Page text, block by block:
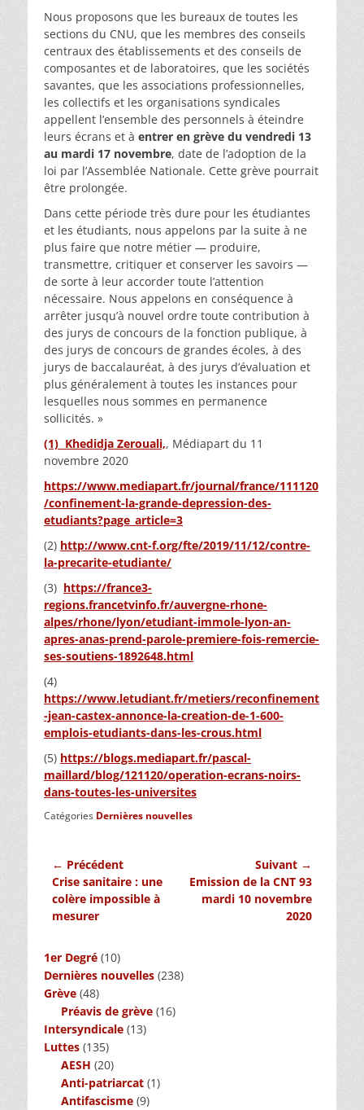
Nous proposons que les bureaux de toutes les
sections du CNU, que les membres des conseils
centraux des établissements et des conseils de
composantes et de laboratoires, que les sociétés
savantes, que les associations professionnelles,
les collectifs et les organisations syndicales
appellent l’ensemble des personnels à éteindre
leurs écrans et à entrer en grève du vendredi 13
au mardi 17 novembre, date de l’adoption de la
loi par l’Assemblée Nationale. Cette grève pourrait
être prolongée.
Dans cette période très dure pour les étudiantes
et les étudiants, nous appelons par la suite à ne
plus faire que notre métier — produire,
transmettre, critiquer et conserver les savoirs —
de sorte à leur accorder toute l’attention
nécessaire. Nous appelons en conséquence à
arrêter jusqu’à nouvel ordre toute contribution à
des jurys de concours de la fonction publique, à
des jurys de concours de grandes écoles, à des
jurys de baccalauréat, à des jurys d’évaluation et
plus généralement à toutes les instances pour
lesquelles nous sommes en permanence
sollicités. »
(1) Khedidja Zerouali,, Médiapart du 11
novembre 2020
https://www.mediapart.fr/journal/france/111120
/confinement-la-grande-depression-des-
etudiants?page_article=3
(2) http://www.cnt-f.org/fte/2019/11/12/contre-
la-precarite-etudiante/
(3) https://france3-
regions.francetvinfo.fr/auvergne-rhone-
alpes/rhone/lyon/etudiant-immole-lyon-an-
apres-anas-prend-parole-premiere-fois-remercie-
ses-soutiens-1892648.html
(4)
https://www.letudiant.fr/metiers/reconfinement
-jean-castex-annonce-la-creation-de-1-600-
emplois-etudiants-dans-les-crous.html
(5) https://blogs.mediapart.fr/pascal-
maillard/blog/121120/operation-ecrans-noirs-
dans-toutes-les-universites
Catégories Dernières nouvelles
Navigation
de
l’article
← Précédent
Article
précédent :
Crise sanitaire : une
colère impossible à
mesurer
Suivant →
Article
suivant :
Emission de la CNT 93
mardi 10 novembre
2020
1er Degré (10)
Dernières nouvelles (238)
Grève (48)
Préavis de grève (16)
Intersyndicale (13)
Luttes (135)
AESH (20)
Anti-patriarcat (1)
Antifascisme (9)